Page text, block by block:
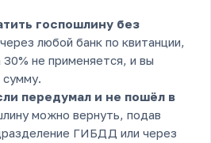
госпошлину без
любой банк по квитанции,
30% не применяется, и вы
сумму.
передумал и не пошёл в
можно вернуть, подав
ГИБДД или через